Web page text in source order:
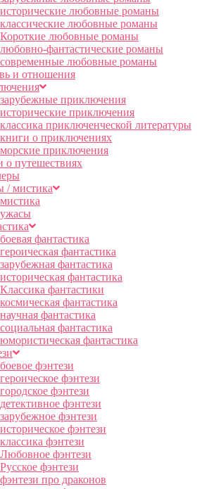
исторические любовные романы
классические любовные романы
Короткие любовные романы
любовно-фантастические романы
современные любовные романы
и отношения
зарубежные приключения
исторические приключения
классика приключенческой литературы
книги о приключениях
морские приключения
о путешествиях
/ мистика
мистика
ужасы
боевая фантастика
героическая фантастика
зарубежная фантастика
историческая фантастика
Классика фантастики
космическая фантастика
научная фантастика
социальная фантастика
юмористическая фантастика
боевое фэнтези
героическое фэнтези
городское фэнтези
детективное фэнтези
зарубежное фэнтези
историческое фэнтези
классика фэнтези
Любовное фэнтези
Русское фэнтези
фэнтези про драконов